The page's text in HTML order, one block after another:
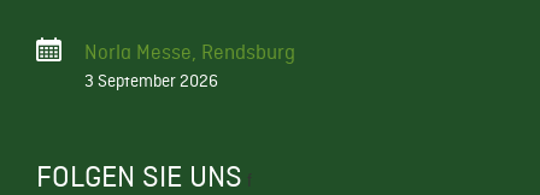
Norla Messe, Rendsburg
3 September 2026
FOLGEN SIE UNS f